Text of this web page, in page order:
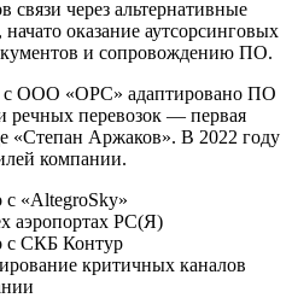
связи через альтернативные
оказание аутсорсинговых
и сопровождению ПО.
с ООО «ОРС» адаптировано ПО
речных перевозок — первая
«Степан Аржаков». В 2022 году
компании.
с «AltegroSky»
аэропортах РС(Я)
с СКБ Контур
критичных каналов